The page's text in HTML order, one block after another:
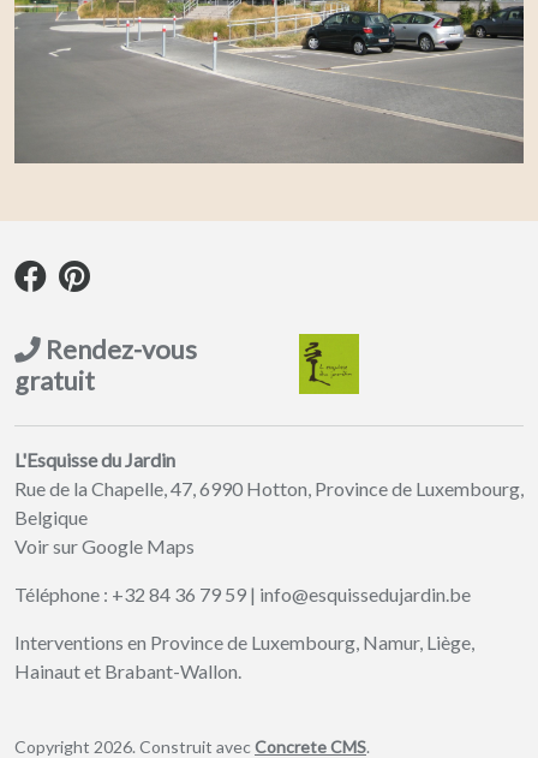
Rendez-vous
gratuit
L'Esquisse du Jardin
Rue de la Chapelle, 47, 6990 Hotton, Province de Luxembourg,
Belgique
Voir sur Google Maps
Téléphone : +32 84 36 79 59 | info@esquissedujardin.be
Interventions en Province de Luxembourg, Namur, Liège,
Hainaut et Brabant-Wallon.
Copyright 2026. Construit avecConcrete CMS.